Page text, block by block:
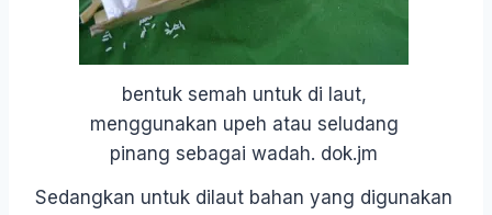
bentuk semah untuk di laut,
menggunakan upeh atau seludang
pinang sebagai wadah. dok.jm
Sedangkan untuk dilaut bahan yang digunakan